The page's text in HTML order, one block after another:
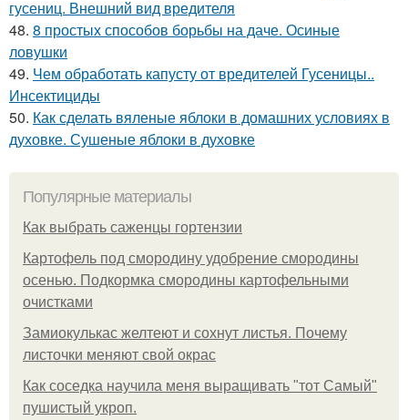
гусениц. Внешний вид вредителя
48. 8 простых способов борьбы на даче. Осиные
ловушки
49. Чем обработать капусту от вредителей Гусеницы..
Инсектициды
50. Как сделать вяленые яблоки в домашних условиях в
духовке. Сушеные яблоки в духовке
Популярные материалы
Как выбрать саженцы гортензии
Картофель под смородину удобрение смородины
осенью. Подкормка смородины картофельными
очистками
Замиокулькас желтеют и сохнут листья. Почему
листочки меняют свой окрас
Как соседка научила меня выращивать "тот Самый"
пушистый укроп.